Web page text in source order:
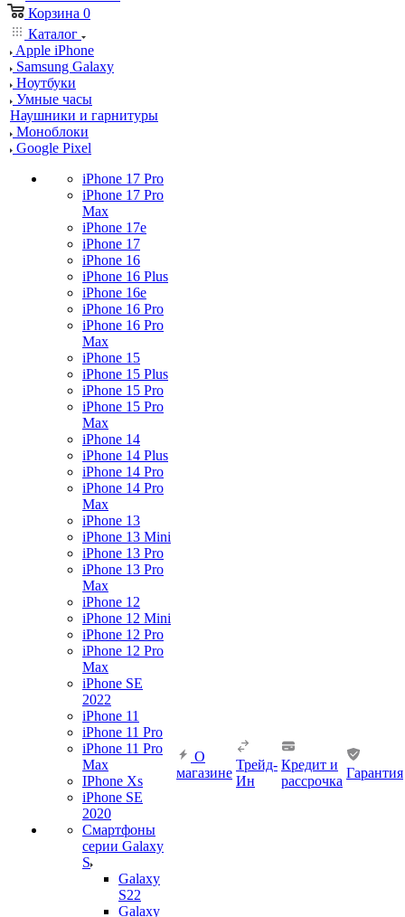
Корзина 0
Каталог
Apple iPhone
Samsung Galaxy
Ноутбуки
Умные часы
Наушники и гарнитуры
Моноблоки
Google Pixel
iPhone 17 Pro
iPhone 17 Pro
Max
iPhone 17e
iPhone 17
iPhone 16
iPhone 16 Plus
iPhone 16e
iPhone 16 Pro
iPhone 16 Pro
Max
iPhone 15
iPhone 15 Plus
iPhone 15 Pro
iPhone 15 Pro
Max
iPhone 14
iPhone 14 Plus
iPhone 14 Pro
iPhone 14 Pro
Max
iPhone 13
iPhone 13 Mini
iPhone 13 Pro
iPhone 13 Pro
Max
iPhone 12
iPhone 12 Mini
iPhone 12 Pro
iPhone 12 Pro
Max
iPhone SE
2022
iPhone 11
iPhone 11 Pro
iPhone 11 Pro
Max
IPhone Xs
iPhone SE
2020
Смартфоны
серии Galaxy
S
Galaxy
S22
Galaxy
О
магазине
Трейд-
Ин
Кредит и
рассрочка
Гарантия